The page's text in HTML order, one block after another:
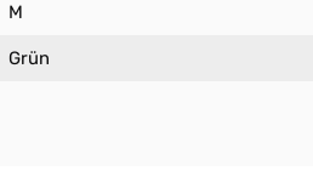
M
Grün